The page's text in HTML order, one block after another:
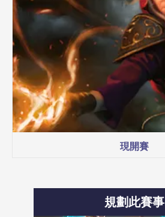
現開賽
規劃此賽事